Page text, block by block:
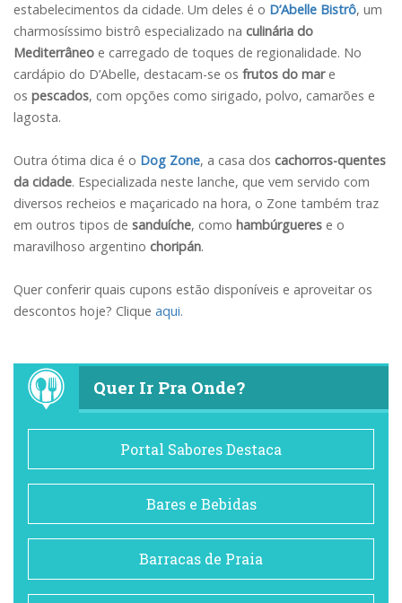
estabelecimentos da cidade. Um deles é o D’Abelle Bistrô, um
charmosíssimo bistrô especializado na culinária do
Mediterrâneo e carregado de toques de regionalidade. No
cardápio do D’Abelle, destacam-se os frutos do mare
os pescados, com opções como sirigado, polvo, camarões e
lagosta.
Outra ótima dica é o Dog Zone, a casa dos cachorros-quentes
da cidade. Especializada neste lanche, que vem servido com
diversos recheios e maçaricado na hora, o Zone também traz
em outros tipos de sanduíche, como hambúrgueres e o
maravilhoso argentino choripán.
Quer conferir quais cupons estão disponíveis e aproveitar os
descontos hoje? Clique aqui.
Quer Ir Pra Onde?
Portal Sabores Destaca
Bares e Bebidas
Barracas de Praia